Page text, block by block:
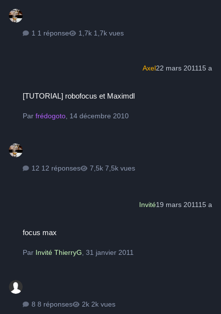
1 réponse 1,7k vues
Axel22 mars 201115 a
[TUTORIAL] robofocus et Maximdl
Parfrédogoto 14 décembre 2010
12 réponses 7,5k vues
Invité19 mars 201115 a
focus max
Par Invité ThierryG ,31 janvier 2011
8 réponses 2k vues